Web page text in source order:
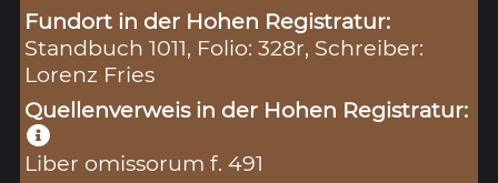
Fundort in der Hohen Registratur:
Standbuch 1011, Folio: 328r, Schreiber:
Lorenz Fries
Quellenverweis in der Hohen Registratur:
Liber omissorum f. 491